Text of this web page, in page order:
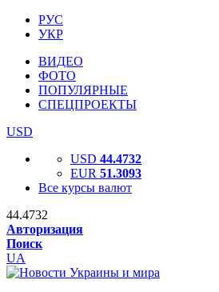
РУС
УКР
ВИДЕО
ФОТО
ПОПУЛЯРНЫЕ
СПЕЦПРОЕКТЫ
USD
USD 44.4732
EUR 51.3093
Все курсы валют
44.4732
Авторизация
Поиск
UA